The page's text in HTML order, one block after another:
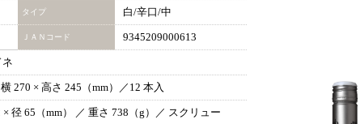
タイプ 白/辛口/中
ＪＡＮコード 9345209000613
ネ
270 × 高さ 245（mm）／12 本入
× 径 65（mm） ／ 重さ 738（g）／ スクリュー